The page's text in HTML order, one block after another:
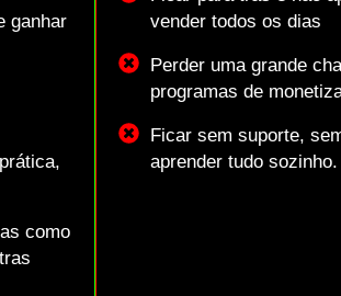
ganhar
como
vender todos os dias
Perder uma grande
programas de
Ficar sem suporte,
aprender tudo sozinho.